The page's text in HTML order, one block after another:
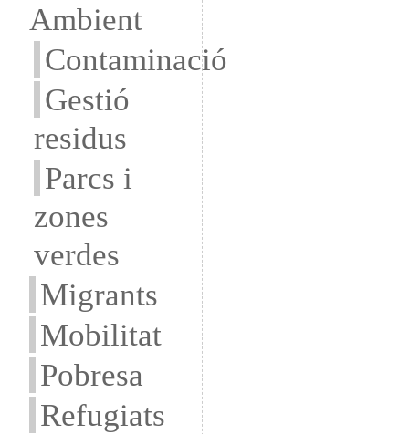
Ambient
Contaminació
Gestió
residus
Parcs i
zones
verdes
Migrants
Mobilitat
Pobresa
Refugiats